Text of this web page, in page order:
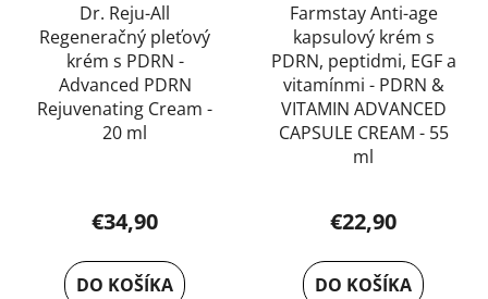
Dr. Reju-All
Regeneračný pleťový
krém s PDRN -
Advanced PDRN
Rejuvenating Cream -
20 ml
€34,90
DO KOŠÍKA
Farmstay Anti-age
kapsulový krém s
PDRN, peptidmi, EGF a
vitamínmi - PDRN &
VITAMIN ADVANCED
CAPSULE CREAM - 55
ml
€22,90
DO KOŠÍKA